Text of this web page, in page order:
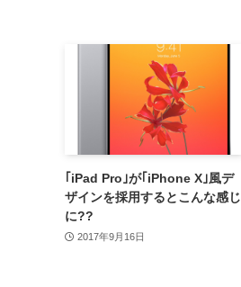
｢iPad Pro｣が｢iPhone X｣風デ
ザインを採用するとこんな感じ
に??
2017年9月16日